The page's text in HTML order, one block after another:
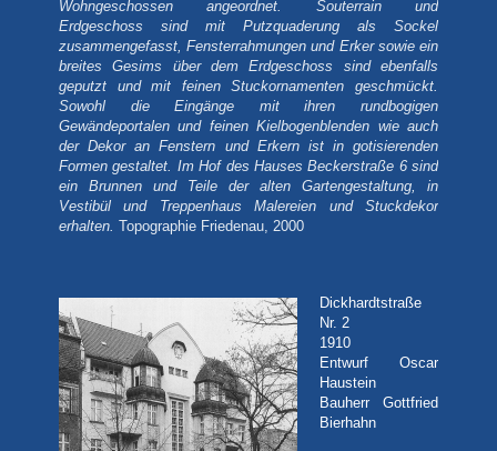
Wohngeschossen angeordnet. Souterrain und
Erdgeschoss sind mit Putzquaderung als Sockel
zusammengefasst, Fensterrahmungen und Erker sowie ein
breites Gesims über dem Erdgeschoss sind ebenfalls
geputzt und mit feinen Stuckornamenten geschmückt.
Sowohl die Eingänge mit ihren rundbogigen
Gewändeportalen und feinen Kielbogenblenden wie auch
der Dekor an Fenstern und Erkern ist in gotisierenden
Formen gestaltet. Im Hof des Hauses Beckerstraße 6 sind
ein Brunnen und Teile der alten Gartengestaltung, in
Vestibül und Treppenhaus Malereien und Stuckdekor
erhalten. Topographie Friedenau, 2000
Dickhardtstraße
Nr. 2
1910
Entwurf Oscar
Haustein
Bauherr Gottfried
Bierhahn